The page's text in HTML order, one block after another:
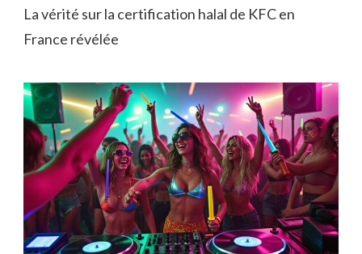
La vérité sur la certification halal de KFC en
France révélée